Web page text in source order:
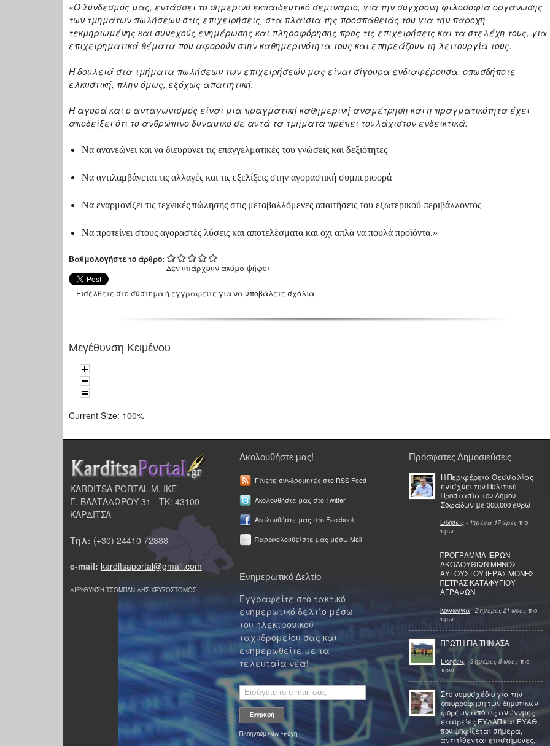
«Ο Σύνδεσμός μας, εντάσσει το σημερινό εκπαιδευτικό σεμινάριο, για την σύγχρονη φιλοσοφία οργάνωσης
των τμημάτων πωλήσεων στις επιχειρήσεις, στα πλαίσια της προσπάθειάς του για την παροχή
τεκμηριωμένης και συνεχούς ενημέρωσης και πληροφόρησης προς τις επιχειρήσεις και τα στελέχη τους, για
επιχειρηματικά θέματα που αφορούν στην καθημερινότητα τους και επηρεάζουν τη λειτουργία τους.
Η δουλειά στα τμήματα πωλήσεων των επιχειρήσεών μας είναι σίγουρα ενδιαφέρουσα, οπωσδήποτε
ελκυστική, πλην όμως, εξόχως απαιτητική.
Η αγορά και ο ανταγωνισμός είναι μια πραγματική καθημερινή αναμέτρηση και η πραγματικότητα έχει
αποδείξει ότι το ανθρώπινο δυναμικό σε αυτά τα τμήματα πρέπει τουλάχιστον ενδεικτικά:
Να ανανεώνει και να διευρύνει τις επαγγελματικές του γνώσεις και δεξιότητες
Να αντιλαμβάνεται τις αλλαγές και τις εξελίξεις στην αγοραστική συμπεριφορά
Να εναρμονίζει τις τεχνικές πώλησης στις μεταβαλλόμενες απαιτήσεις του εξωτερικού περιβάλλοντος
Να προτείνει στους αγοραστές λύσεις και αποτελέσματα και όχι απλά να πουλά προϊόντα.»
Βαθμολογήστε το άρθρο:
Δεν υπάρχουν ακόμα ψήφοι
Εισέλθετε στο σύστημαή εγγραφείτε για να υποβάλετε σχόλια
Μεγέθυνση Κειμένου
Current Size: 100%
KARDITSA PORTAL Μ. ΙΚΕ
Γ. ΒΑΛΤΑΔΩΡΟΥ 31 - ΤΚ: 43100
ΚΑΡΔΙΤΣΑ
Τηλ: (+30) 24410 72888
e-mail: karditsaportal@gmail.com
ΔΙΕΥΘΥΝΣΗ ΤΣΟΜΠΑΝΙΔΗΣ ΧΡΥΣΟΣΤΟΜΟΣ
Ακολουθήστε μας!
Γίνετε συνδρομητές στο RSS Feed
Ακολουθήστε μας στο Twitter
Ακολουθήστε μας στο Facebook
Παρακολουθείστε μας μέσω Mail
Ενημερωτικό Δελτίο
Εγγραφείτε στο τακτικό
ενημερωτικό δελτίο μέσω
του ηλεκτρονικού
ταχυδρομείου σας και
ενημερωθείτε με τα
τελευταία νέα!
Προηγούμενα τεύχη
Πρόσφατες Δημοσιεύσεις
Η Περιφέρεια Θεσσαλίας
ενισχύει την Πολιτική
Προστασία του Δήμου
Σοφάδων με 300.000 ευρώ
Ειδήσεις - 1ημέρα 17 ώρες πιο
πριν
ΠΡΟΓΡΑΜΜΑ ΙΕΡΩΝ
ΑΚΟΛΟΥΘΙΩΝ ΜΗΝΟΣ
ΑΥΓΟΥΣΤΟΥ ΙΕΡΑΣ ΜΟΝΗΣ
ΠΕΤΡΑΣ ΚΑΤΑΦΥΓΙΟΥ
ΑΓΡΑΦΩΝ
Κοινωνικά - 2 ημέρες 21 ώρες πιο
πριν
ΠΡΩΤΗ ΓΙΑ ΤΗΝ ΑΣΑ
Ειδήσεις - 3 ημέρες 8 ώρες πιο
πριν
Στο νομοσχέδιο για την
απορρόφηση των δημοτικών
φορέων από τις ανώνυμες
εταιρείες ΕΥΔΑΠ και ΕΥΑΘ,
που ψηφίζεται σήμερα,
αντιτίθενται επιστήμονες,